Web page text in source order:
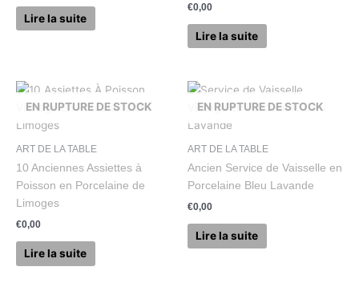
Lire la suite
€0,00
Lire la suite
EN RUPTURE DE STOCK
ART DE LA TABLE
10 Anciennes Assiettes à
Poisson en Porcelaine de
Limoges
€0,00
Lire la suite
EN RUPTURE DE STOCK
ART DE LA TABLE
Ancien Service de Vaisselle en
Porcelaine Bleu Lavande
€0,00
Lire la suite